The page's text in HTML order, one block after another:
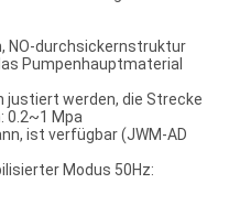
NO-durchsickernstruktur
Pumpenhauptmaterial
justiert werden, die Strecke
0.2~1 Mpa
ist verfügbar (JWM-AD
Modus 50Hz: